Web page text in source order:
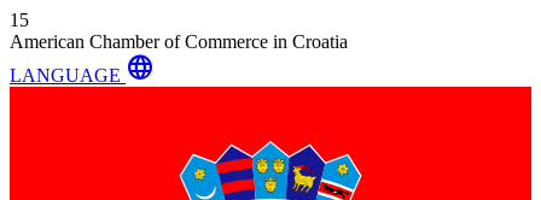
15
American Chamber of Commerce in Croatia
LANGUAGE language